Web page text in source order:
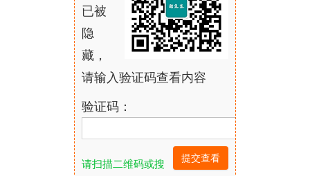
已被
隐
藏，
请输入验证码查看内容
验证码：
请扫描二维码或搜